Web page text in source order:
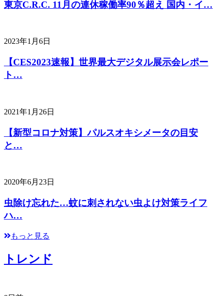
東京C.R.C. 11月の連休稼働率90％超え 国内・イ…
2023年1月6日
【CES2023速報】世界最大デジタル展示会レポー
ト…
2021年1月26日
【新型コロナ対策】パルスオキシメータの目安
と…
2020年6月23日
虫除け忘れた…蚊に刺されない虫よけ対策ライフ
ハ…
もっと見る
トレンド